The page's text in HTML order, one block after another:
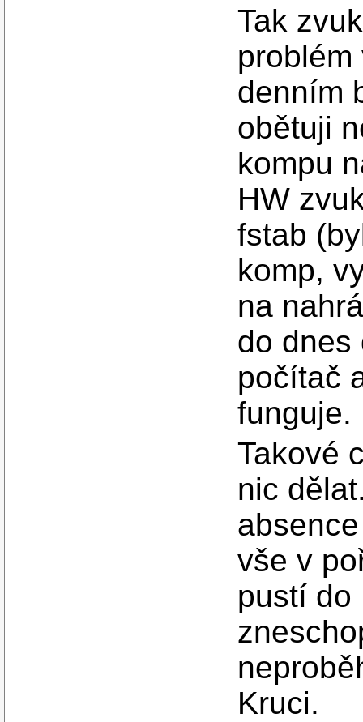
Tak
denním
obětuji
kompu
HW
fstab
komp,
na
do dnes
počítač
funguje.
Takové
nic
vše v
pustí do
Kruci.